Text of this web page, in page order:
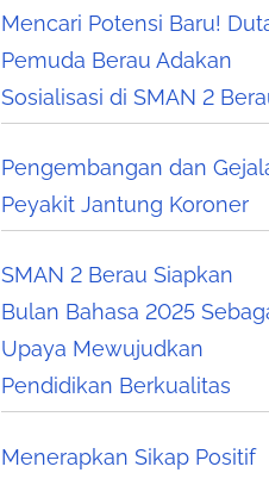
Mencari Potensi Baru!
Pemuda Berau Adakan
Sosialisasi di SMAN 2
Pengembangan dan
Peyakit Jantung Koroner
SMAN 2 Berau Siapkan
Bulan Bahasa 2025
Upaya Mewujudkan
Pendidikan Berkualitas
Menerapkan Sikap Positif